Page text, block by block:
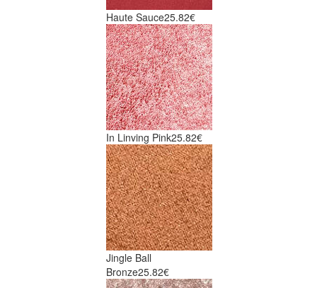
Haute Sauce25.82€
In Linving Pink25.82€
Jingle Ball
Bronze25.82€